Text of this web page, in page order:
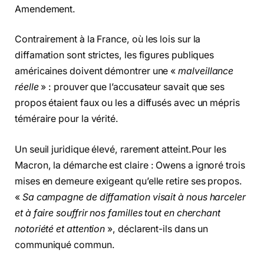
Amendement.
Contrairement à la France, où les lois sur la
diffamation sont strictes, les figures publiques
américaines doivent démontrer une «malveillance
réelle» : prouver que l’accusateur savait que ses
propos étaient faux ou les a diffusés avec un mépris
téméraire pour la vérité.
Un seuil juridique élevé, rarement atteint.Pour les
Macron, la démarche est claire : Owens a ignoré trois
mises en demeure exigeant qu’elle retire ses propos.
« Sa campagne de diffamation visait à nous harceler
et à faire souffrir nos familles tout en cherchant
notoriété et attention », déclarent-ils dans un
communiqué commun.